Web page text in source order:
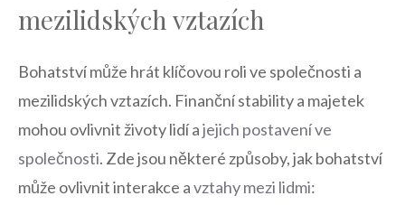
mezilidských vztazích
Bohatství může hrát klíčovou roli ve společnosti a
mezilidských vztazích. Finanční stability a majetek
mohou ovlivnit životy lidí ajejich postavení ve
společnosti. Zde jsou některé způsoby, jak bohatství
může ovlivnit interakce avztahy mezi lidmi: